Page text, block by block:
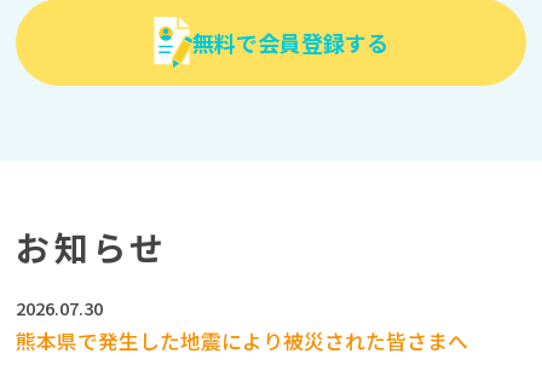
無料で会員登録する
お知らせ
2026.07.30
熊本県で発生した地震により被災された皆さまへ